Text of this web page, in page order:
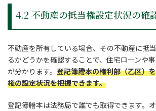
4.2 不動産の抵当権設定状況の確
不動産を所有している場合、その不動産に抵
るかどうかを確認することで、住宅ローンや
が分かります。 登記簿謄本の権利部（乙区）
権の設定状況を把握できます。
登記簿謄本は法務局で誰でも取得できます。